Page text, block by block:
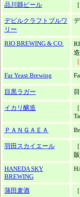
品川縣ビール
デビルクラフトブルワ
リー
RIO BREWING & CO.
Far Yeast Brewing
目黒ラガー
イカリ醸造
ＰＡＮＧＡＥＡ
羽田スカイエール
HANEDA SKY
BREWING
蒲田麦酒